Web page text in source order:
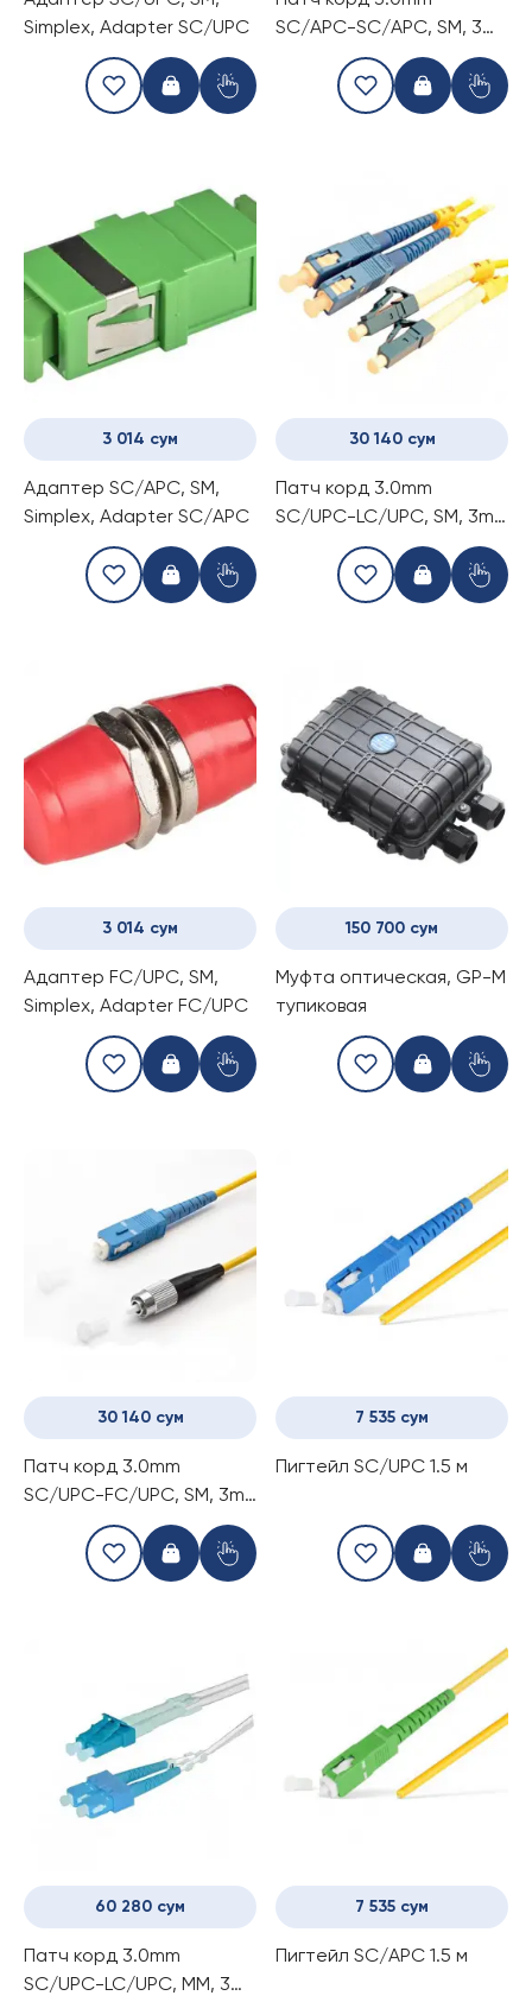
Simplex, Adapter SC/UPC
SC/APC-SC/APC, SM, 3m
3 014 сум
Адаптер SC/APC, SM,
Simplex, Adapter SC/APC
30 140 сум
Патч корд 3.0mm
SC/UPC-LC/UPC, SM, 3m
3 014 сум
Адаптер FC/UPC, SM,
Simplex, Adapter FC/UPC
150 700 сум
Муфта оптическая, GP-М
тупиковая
30 140 сум
Патч корд 3.0mm
SC/UPC-FC/UPC, SM, 3m
7 535 сум
Пигтейл SC/UPC 1.5 м
60 280 сум
Патч корд 3.0mm
SC/UPC-LC/UPC, МM, 3m
7 535 сум
Пигтейл SC/APC 1.5 м